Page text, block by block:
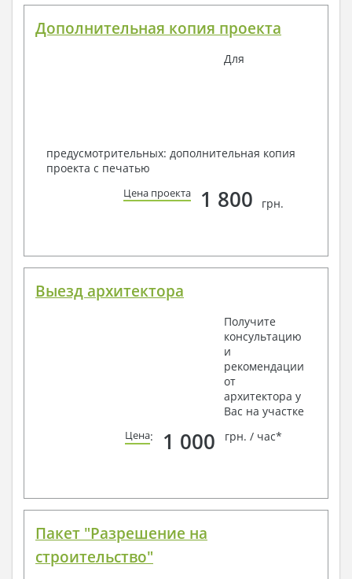
Дополнительная копия проекта
Для
предусмотрительных: дополнительная копия
проекта с печатью
Цена проекта 1 800 грн.
Выезд архитектора
Получите
консультацию
и
рекомендации
от
архитектора у
Вас на участке
Цена: 1 000 грн. / час*
Пакет "Разрешение на
строительство"